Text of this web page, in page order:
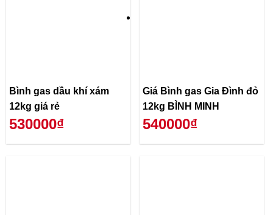
Bình gas dầu khí xám
12kg giá rẻ
530000₫
Giá Bình gas Gia Đình đỏ
12kg BÌNH MINH
540000₫